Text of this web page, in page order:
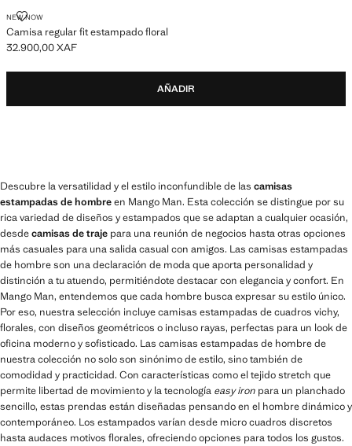
NEW NOW
Camisa regular fit estampado floral
CAMISA REGULAR FIT ESTAMPADO FLORAL
Precio actual [32.900,00 XAF ]
32.900,00 XAF
AÑADIR
Descubre la versatilidad y el estilo inconfundible de las camisas
estampadas de hombreen Mango Man. Esta colección se distingue por su
rica variedad de diseños y estampados que se adaptan a cualquier ocasión,
desdecamisas de traje para una reunión de negocios hasta otras opciones
más casuales para una salida casual con amigos. Las camisas estampadas
de hombre son una declaración de moda que aporta personalidad y
distinción a tu atuendo, permitiéndote destacar con elegancia y confort. En
Mango Man, entendemos que cada hombre busca expresar su estilo único.
Por eso, nuestra selección incluye camisas estampadas de cuadros vichy,
florales, con diseños geométricos o incluso rayas, perfectas para un look de
oficina moderno y sofisticado. Las camisas estampadas de hombre de
nuestra colección no solo son sinónimo de estilo, sino también de
comodidad y practicidad. Con características como el tejido stretch que
permite libertad de movimiento y la tecnología easy iron para un planchado
sencillo, estas prendas están diseñadas pensando en el hombre dinámico y
contemporáneo. Los estampados varían desde micro cuadros discretos
hasta audaces motivos florales, ofreciendo opciones para todos los gustos.